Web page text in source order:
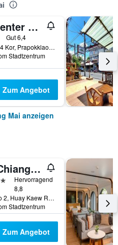
Dancenter Bupatara Chiangmai
Gut 6,4
12/1 Soi 4 Kor, Prapokklao Road, Chiang Mai, Thailand
Stadtzentrum
Zum Angebot
Mai anzeigen
ibis Chiang Mai Nimman Journeyhub
Hervorragend
8,8
7-17 Moo 2, Huay Kaew Road Chang Phueak, Muang, Chiang Mai, Thailand
Stadtzentrum
Zum Angebot